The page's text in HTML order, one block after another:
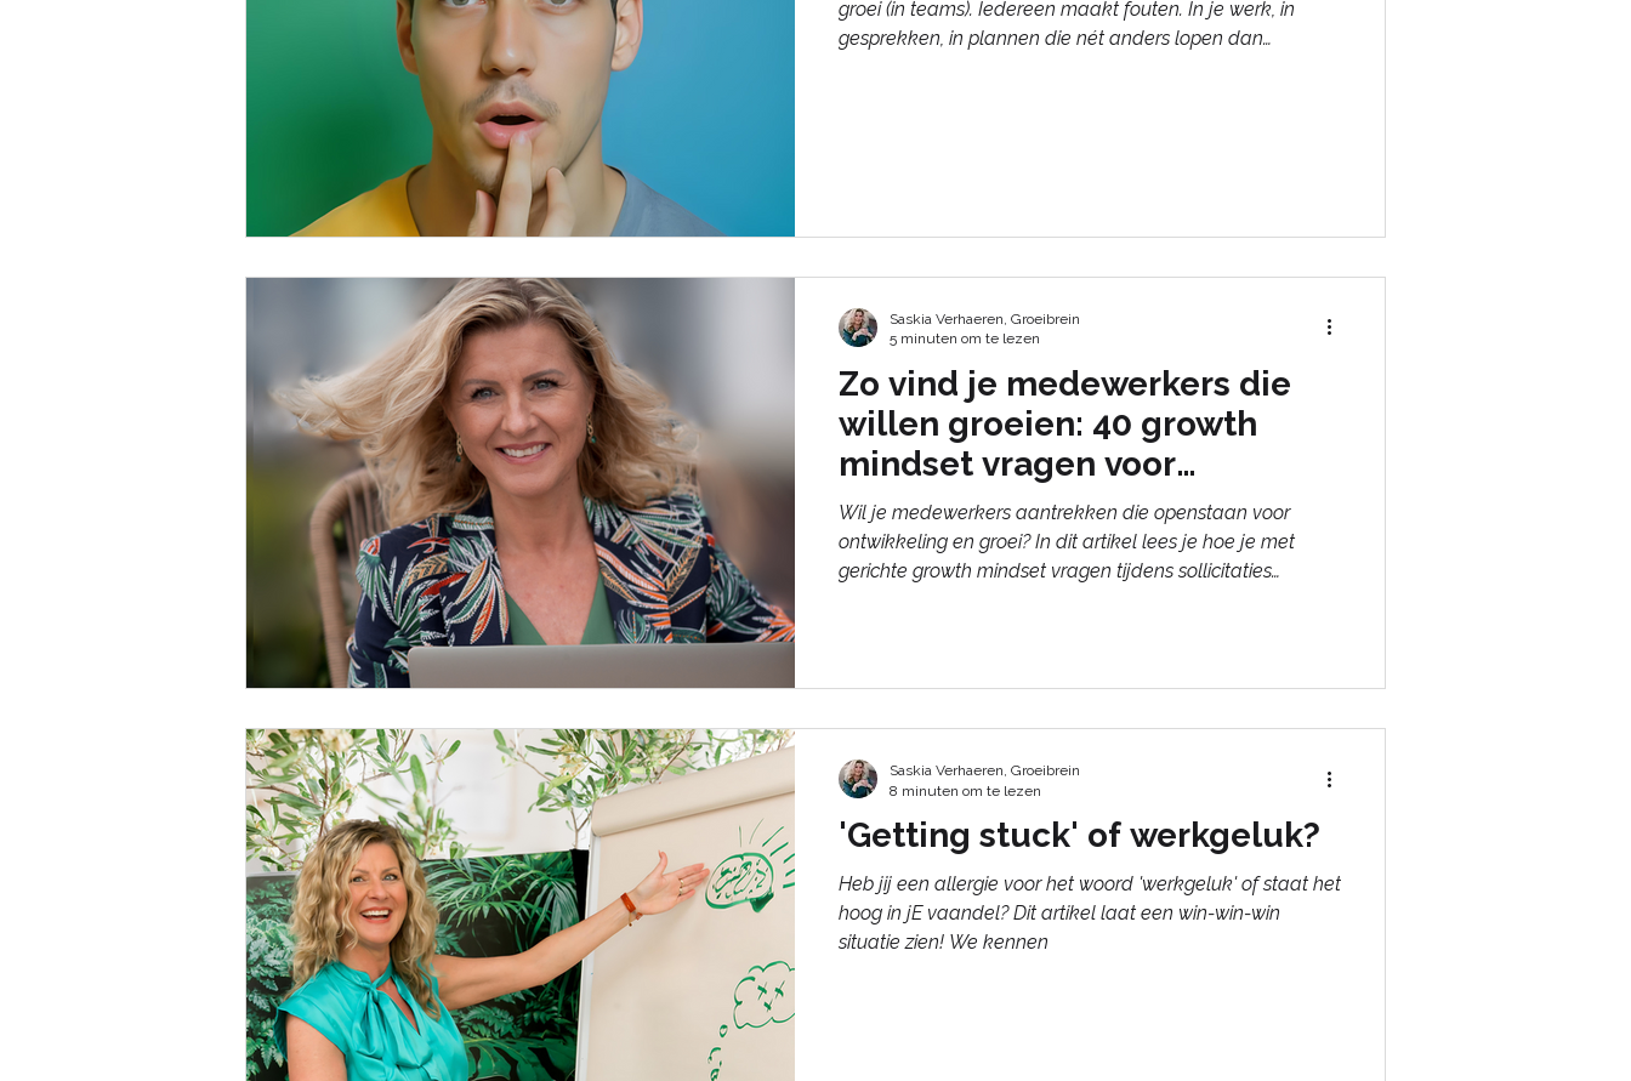
groei (in teams). Iedereen maakt fouten. In je werk, in
gesprekken, in plannen die nét anders lopen dan
Zo vind je medewerkers die
willen groeien: 40 growth
mindset vragen voor
sollicitaties
Wil je medewerkers aantrekken die openstaan voor
ontwikkeling en groei? In dit artikel lees je hoe je met
gerichte growth mindset vragen tijdens sollicitaties
selectieproces.
Saskia Verhaeren, Groeibrein
5 minuten om te lezen
'Getting stuck' of werkgeluk?
Heb jij een allergie voor het woord 'werkgeluk' of staat het
hoog in jE vaandel? Dit artikel laat een win-win-win
situatie zien! We kennen
Saskia Verhaeren, Groeibrein
8 minuten om te lezen